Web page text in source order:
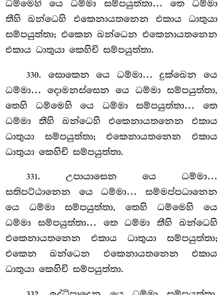
ධම්මෙහියෙ ධම්මා සම්පයුත්තා… තෙ ධම්මා
තීහිඛන්ධෙහි එකෙනායතනෙන එකාය ධාතුයා
සම්පයුත්තා; එකෙන ඛන්ධෙන එකෙනායතනෙන
එකාය ධාතුයා කෙහිචි සම්පයුත්තා.
330. සොකෙන යෙ ධම්මා… දුක්ඛෙන යෙ
ධම්මා… දොමනස්සෙන යෙ ධම්මා සම්පයුත්තා,
තෙහි ධම්මෙහි යෙ ධම්මා සම්පයුත්තා… තෙ
ධම්මා තීහි ඛන්ධෙහි එකෙනායතනෙන එකාය
ධාතුයා සම්පයුත්තා; එකෙනායතනෙන එකාය
ධාතුයා කෙහිචි සම්පයුත්තා.
331. උපායාසෙන යෙ ධම්මා…
සතිපට්ඨානෙන යෙ ධම්මා… සම්මප්පධානෙන
යෙ ධම්මා සම්පයුත්තා, තෙහි ධම්මෙහි යෙ
ධම්මා සම්පයුත්තා… තෙ ධම්මා තීහි ඛන්ධෙහි
එකෙනායතනෙන එකාය ධාතුයා සම්පයුත්තා;
එකෙන ඛන්ධෙන එකෙනායතනෙන එකාය
ධාතුයා කෙහිචි සම්පයුත්තා.